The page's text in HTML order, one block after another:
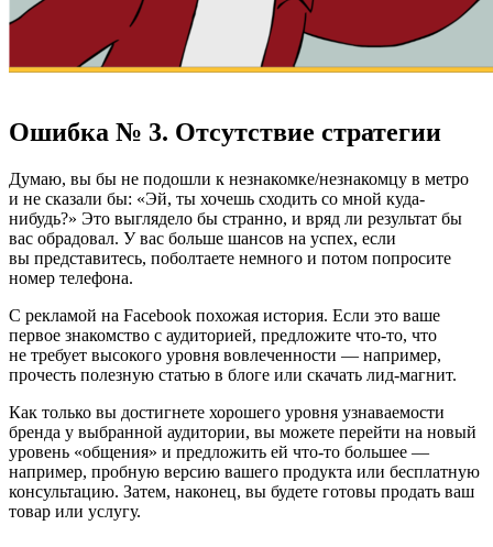
Ошибка № 3. Отсутствие стратегии
Думаю, вы бы не подошли к незнакомке/незнакомцу в метро
и не сказали бы: «Эй, ты хочешь сходить со мной куда-
нибудь?» Это выглядело бы странно, и вряд ли результат бы
вас обрадовал. У вас больше шансов на успех, если
вы представитесь, поболтаете немного и потом попросите
номер телефона.
С рекламой на Facebook похожая история. Если это ваше
первое знакомство с аудиторией, предложите что-то, что
не требует высокого уровня вовлеченности — например,
прочесть полезную статью в блоге или скачать лид-магнит.
Как только вы достигнете хорошего уровня узнаваемости
бренда у выбранной аудитории, вы можете перейти на новый
уровень «общения» и предложить ей что-то большее —
например, пробную версию вашего продукта или бесплатную
консультацию. Затем, наконец, вы будете готовы продать ваш
товар или услугу.